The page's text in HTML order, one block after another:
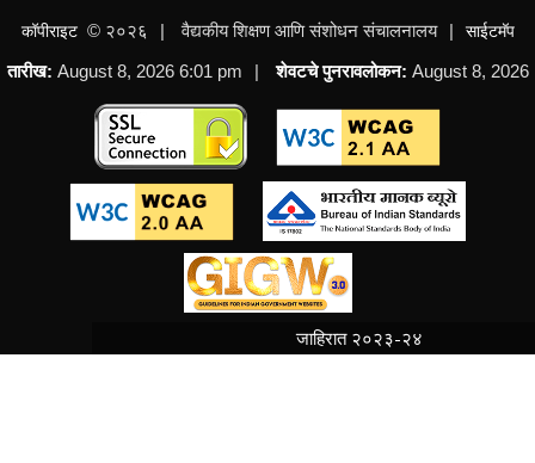
जाहिरात २०२३-२४
कागदपत्र पडताळणीच्या 1ल्या व 2ऱ्या फेरीतील पात्र व
अपात्र उमेदवारांची यादी
कॉपीराइट© २०२६ वैद्यकीय शिक्षण आणि संशोधन संचालनालय साईटमॅप
तारीख: August 8, 2026 6:01 pm शेवटचे पुनरावलोकन: August 8, 2026